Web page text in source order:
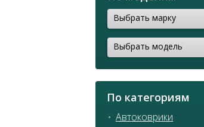
Выбрать марку
Выбрать модель
По категориям
Автоковрики